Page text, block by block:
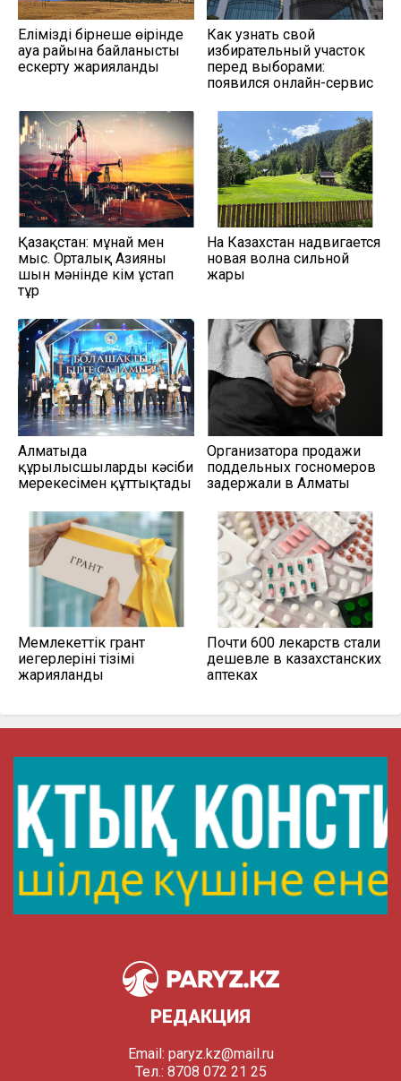
Еліміздің бірнеше өңірінде
ауа райына байланысты
ескерту жарияланды
Как узнать свой
избирательный участок
перед выборами:
появился онлайн-сервис
Қазақстан: мұнай мен
мыс. Орталық Азияны
шын мәнінде кім ұстап
тұр
На Казахстан надвигается
новая волна сильной
жары
Алматыда
құрылысшыларды кәсіби
мерекесімен құттықтады
Организатора продажи
поддельных госномеров
задержали в Алматы
Мемлекеттік грант
иегерлерінің тізімі
жарияланды
Почти 600 лекарств стали
дешевле в казахстанских
аптеках
РЕДАКЦИЯ
Email: paryz.kz@mail.ru
Тел.: 8708 072 21 25